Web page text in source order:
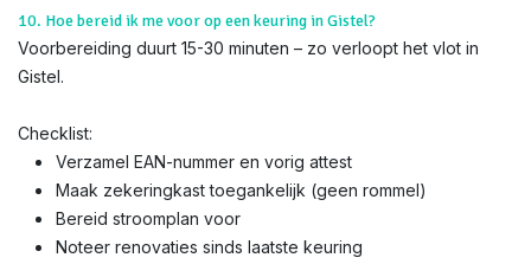
10. Hoe bereid ik me voor op een keuring in Gistel?
Voorbereiding duurt 15-30 minuten – zo verloopt het vlot in
Gistel.
Checklist:
Verzamel EAN-nummer en vorig attest
Maak zekeringkast toegankelijk (geen rommel)
Bereid stroomplan voor
Noteer renovaties sinds laatste keuring